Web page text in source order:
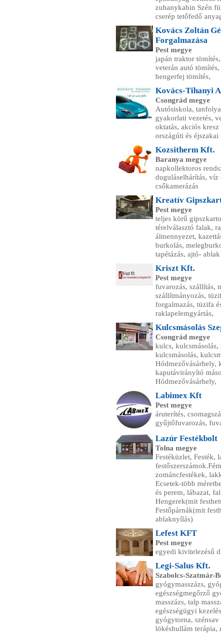
zuhanykabin Szén
cserép tetőfedő
Kovács Zoltán
Forgalmazása
Pest megye
japán traktor
veterán autó
hengerfej tömítés,
Kovács-Tihanyi
Csongrád megye
Autósiskola,
gyakorlati vezetés,
oktatás, akciós
országúti és
Kozsitherm Kft.
Baranya megye
napkollektoros
duguláselhárítás, víz
csőkamerázás
Kreatív
Pest megye
teljes körű
térelválasztó falak,
álmennyezet,
burkolás,
tapétázás, ajtó-
Kriszt Kft.
Pest megye
fuvarozás, szállítás,
szállítmányozás,
forgalmazás, tüzifa
raklapelemgyártás,
Kulcsmásolás
Csongrád megye
kulcs,
kulcsmásolás,
Hódmezővásárhely,
kaputávirányító
Hódmezővásárhely,
Labimex Kft
Pest megye
áruterítés,
gyűjtőfuvarozás,
Lazúr Festékbolt
Tolna megye
Festéküzlet, Festék,
zománcfestékek,
Ecsetek-több
és perem, lábazat,
Hengerek(mit
Festőpárnák(mit
ablaknyílás)
Lefest KFT
Pest megye
egyedi kivitelezésű
Legi-Salus Kft.
Szabolcs-Szatmár-
gyógymasszázs,
egészségmegőrző
masszázs, talp
egészségügyi
gyógytorna,
lökéshullám terápia,